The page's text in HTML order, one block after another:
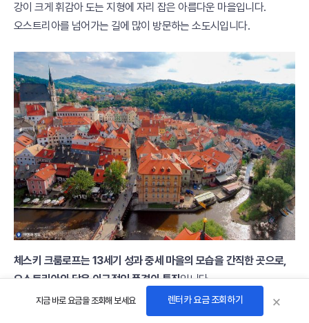
강이 크게 휘감아 도는 지형에 자리 잡은 아름다운 마을입니다.
오스트리아를 넘어가는 길에 많이 방문하는 소도시입니다.
체스키 크룸로프는 13세기 성과 중세 마을의 모습을 간직한 곳으로,
오스트리아와 닮은 이국적인 풍경이 특징입니다.
마을 전체가 반경 200m 정도로 작아 한나절이면
성과 정원까지 충분히 둘러볼 수 있습니다.
지금 바로 요금을 조회해 보세요 렌터카 요금 조회하기 ×